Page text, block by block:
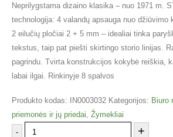
Neprilygstama dizaino klasika – nuo ​​1971 m.
technologija: 4 valandų apsauga nuo džiūvimo
2 eilučių pločiai 2 + 5 mm – idealiai tinka
tekstus, taip pat piešti skirtingo storio linijas.
pagrindu. Tvirta konstrukcijos kokybė reiškia,
labai ilgai. Rinkinyje 8 spalvos
Produkto kodas: IN0003032 Kategorijos: Biuro
priemonės ir jų priedai, Žymekliai
-
+